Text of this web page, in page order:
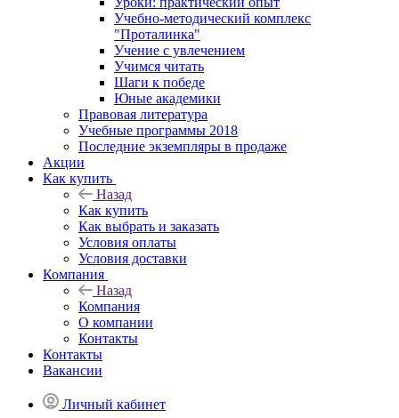
Учебно-методический комплекс
"Проталинка"
Учение с увлечением
Учимся читать
Шаги к победе
Юные академики
Правовая литература
Учебные программы 2018
Последние экземпляры в продаже
Акции
Как купить
Назад
Как купить
Как выбрать и заказать
Условия оплаты
Условия доставки
Компания
Назад
Компания
О компании
Контакты
Контакты
Вакансии
Личный кабинет